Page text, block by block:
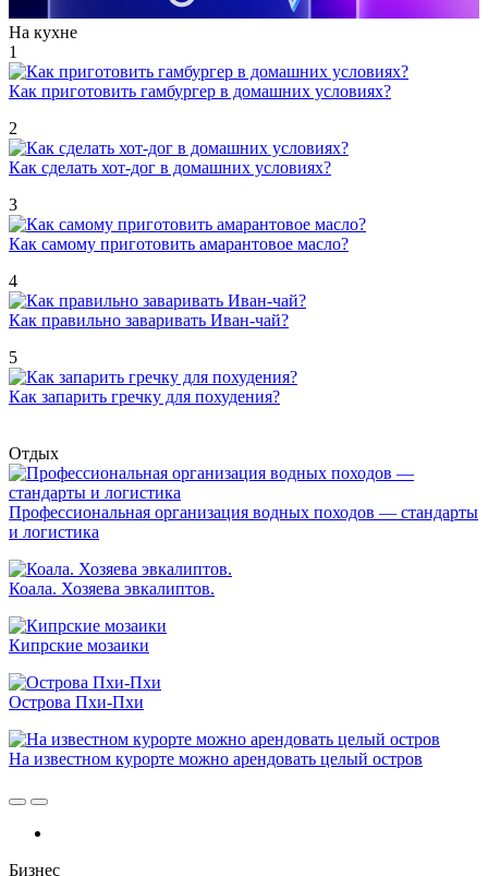
На кухне
1
Как приготовить гамбургер в домашних условиях?
2
Как сделать хот-дог в домашних условиях?
3
Как самому приготовить амарантовое масло?
4
Как правильно заваривать Иван-чай?
5
Как запарить гречку для похудения?
Отдых
Профессиональная организация водных походов — стандарты
и логистика
Коала. Хозяева эвкалиптов.
Кипрские мозаики
Острова Пхи-Пхи
На известном курорте можно арендовать целый остров
Бизнес